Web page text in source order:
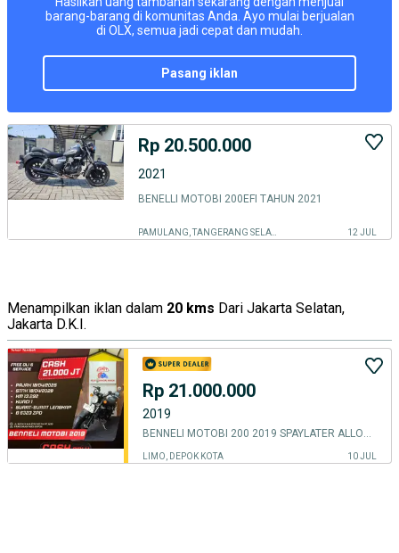
barang-barang di komunitas Anda. Ayo mulai berjualan
di OLX, semua jadi cepat dan mudah.
pasang iklan
Rp 20.500.000
2021
BENELLI MOTOBI 200EFI TAHUN 2021
PAMULANG, TANGERANG SELATAN KOTA 12 JUL
Menampilkan iklan dalam 20 kms Dari Jakarta Selatan,
Jakarta D.K.I.
Rp 21.000.000
2019
BENNELI MOTOBI 200 2019 SPAYLATER ALLOBANK GOPAYLATER CASH ONLY ALISTA
LIMO, DEPOK KOTA 10 JUL